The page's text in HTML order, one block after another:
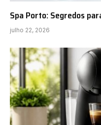
Spa Porto: Segredos
julho 22, 2026